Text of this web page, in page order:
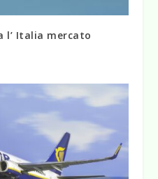
l’ Italia mercato